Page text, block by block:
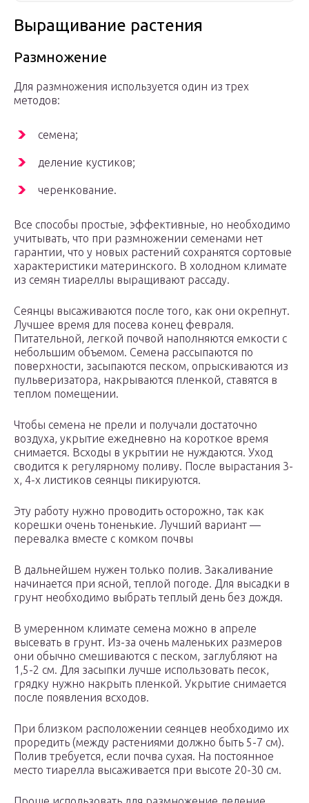
Выращивание растения
Размножение
Для размножения используется один из трех
методов:
семена;
деление кустиков;
черенкование.
Все способы простые, эффективные, но необходимо
учитывать, что при размножении семенами нет
гарантии, что у новых растений сохранятся сортовые
характеристики материнского. В холодном климате
из семян тиареллы выращивают рассаду.
Сеянцы высаживаются после того, как они окрепнут.
Лучшее время для посева конец февраля.
Питательной, легкой почвой наполняются емкости с
небольшим объемом. Семена рассыпаются по
поверхности, засыпаются песком, опрыскиваются из
пульверизатора, накрываются пленкой, ставятся в
теплом помещении.
Чтобы семена не прели и получали достаточно
воздуха, укрытие ежедневно на короткое время
снимается. Всходы в укрытии не нуждаются. Уход
сводится к регулярному поливу. После вырастания 3-
х, 4-х листиков сеянцы пикируются.
Эту работу нужно проводить осторожно, так как
корешки очень тоненькие. Лучший вариант —
перевалка вместе с комком почвы
В дальнейшем нужен только полив. Закаливание
начинается при ясной, теплой погоде. Для высадки в
грунт необходимо выбрать теплый день без дождя.
В умеренном климате семена можно в апреле
высевать в грунт. Из-за очень маленьких размеров
они обычно смешиваются с песком, заглубляют на
1,5-2 см. Для засыпки лучше использовать песок,
грядку нужно накрыть пленкой. Укрытие снимается
после появления всходов.
При близком расположении сеянцев необходимо их
проредить (между растениями должно быть 5-7 см).
Полив требуется, если почва сухая. На постоянное
место тиарелла высаживается при высоте 20-30 см.